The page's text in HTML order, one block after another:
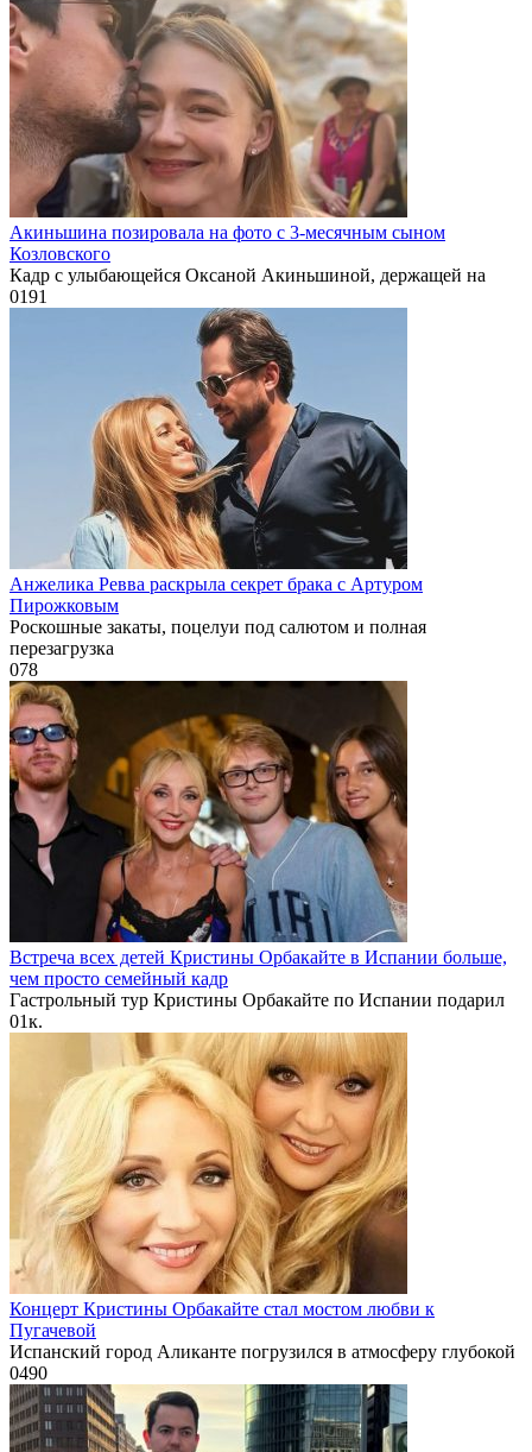
Акиньшина позировала на фото с 3-месячным сыном
Козловского
Кадр с улыбающейся Оксаной Акиньшиной, держащей на
0191
Анжелика Ревва раскрыла секрет брака с Артуром
Пирожковым
Роскошные закаты, поцелуи под салютом и полная
перезагрузка
078
Встреча всех детей Кристины Орбакайте в Испании больше,
чем просто семейный кадр
Гастрольный тур Кристины Орбакайте по Испании подарил
01к.
Концерт Кристины Орбакайте стал мостом любви к
Пугачевой
Испанский город Аликанте погрузился в атмосферу глубокой
0490